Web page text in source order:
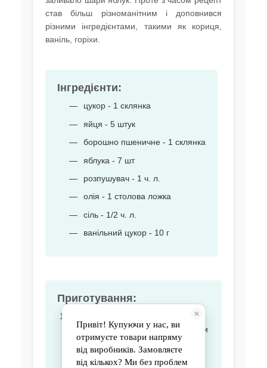
став більш різноманітним і доповнився
різними інгредієнтами, такими як кориця,
ваніль, горіхи.
Інгредієнти:
цукор - 1 склянка
яйця - 5 штук
борошно пшеничне - 1 склянка
яблука - 7 шт
розпушувач - 1 ч. л.
олія - 1 столова ложка
сіль - 1/2 ч. л.
ванільний цукор - 10 г
Приготування:
Розігріти духовку до 200 градусів.
Відокремити білки від жовтків. Білки
збити в міцну піну із щіпкою солі,
поступово додаючи цукор.